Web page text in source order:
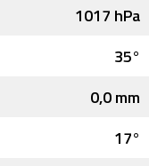
1017 hPa
35°
0,0 mm
17°